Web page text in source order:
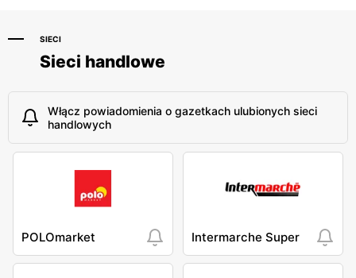
SIECI
Sieci handlowe
Włącz powiadomienia o gazetkach ulubionych sieci
handlowych
POLOmarket Intermarche Super